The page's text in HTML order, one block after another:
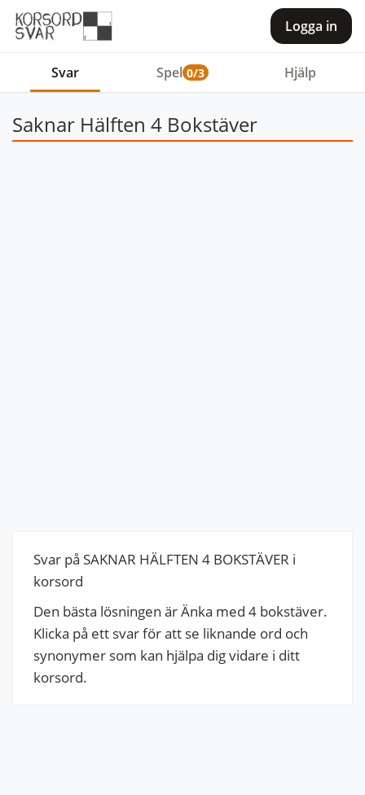
Logga in
Svar Spel 0/3 Hjälp
Saknar Hälften 4 Bokstäver
Svar på SAKNAR HÄLFTEN 4 BOKSTÄVER i
korsord
Den bästa lösningen är Änka med 4 bokstäver.
Klicka på ett svar för att se liknande ord och
synonymer som kan hjälpa dig vidare i ditt
korsord.